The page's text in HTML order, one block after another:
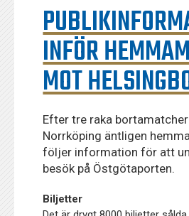
INFÖR
MOT
Efter tre raka
Norrköping äntligen
följer information för att
besök på Östgötaporten.
Biljetter